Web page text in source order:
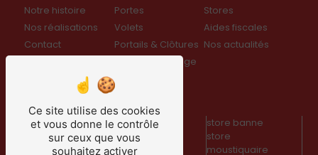
Notre histoire
Nos réalisations
Contact
Portes
Volets
Portails & Clôtures
Portes de garage
Stores
Aides fiscales
Nos actualités
Nos prestations
clôtures
menuiserie
porte d'entrée
volets roulants
solaires
volets battants
store banne
store
moustiquaire
Ce site utilise des cookies
et vous donne le contrôle
sur ceux que vous
souhaitez activer